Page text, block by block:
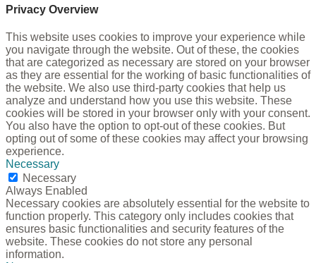
Privacy Overview
This website uses cookies to improve your experience while
you navigate through the website. Out of these, the cookies
that are categorized as necessary are stored on your browser
as they are essential for the working of basic functionalities of
the website. We also use third-party cookies that help us
analyze and understand how you use this website. These
cookies will be stored in your browser only with your consent.
You also have the option to opt-out of these cookies. But
opting out of some of these cookies may affect your browsing
experience.
Necessary
Necessary
Always Enabled
Necessary cookies are absolutely essential for the website to
function properly. This category only includes cookies that
ensures basic functionalities and security features of the
website. These cookies do not store any personal
information.